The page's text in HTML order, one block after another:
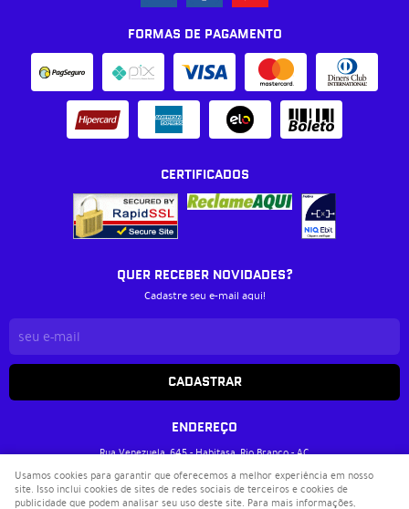
FORMAS DE PAGAMENTO
CERTIFICADOS
QUER RECEBER NOVIDADES?
Cadastre seu e-mail aqui!
CADASTRAR
ENDEREÇO
Rua Venezuela, 645-Habitasa, Rio Branco-AC
Livraria Metanoia
CNPJ: 37.033.717/0001-40
Usamos cookies para garantir que oferecemos a melhor experiência em nosso
site. Isso inclui cookies de sites de redes sociais de terceiros e cookies de
publicidade que podem analisar seu uso deste site. Para mais informações,